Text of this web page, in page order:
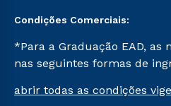
Condições Comerciais:
*Para a Graduação EAD, as
nas seguintes formas de
Já para as demais, a taxa
abrir todas as condições